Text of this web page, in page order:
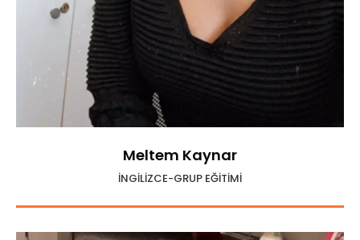
Meltem Kaynar
İNGİLİZCE-GRUP EĞİTİMİ